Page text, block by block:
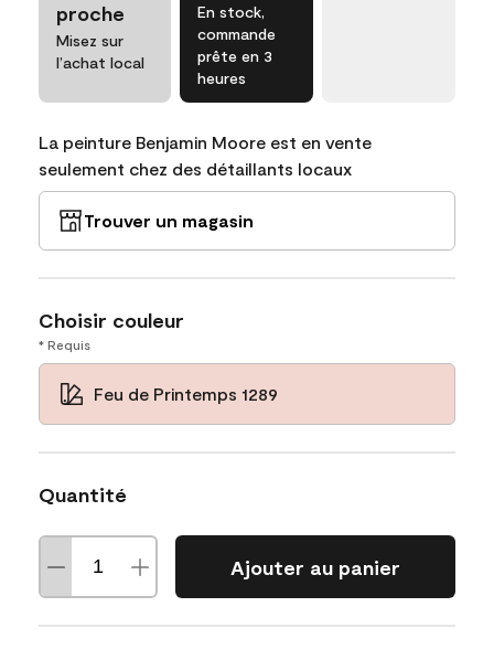
proche
Misez sur
l’achat local
En stock,
commande
prête en 3
heures
La peinture Benjamin Moore est en vente
seulement chez des détaillants locaux
Trouver un magasin
Choisir couleur
* Requis
Feu de Printemps 1289
Quantité
Ajouter au panier